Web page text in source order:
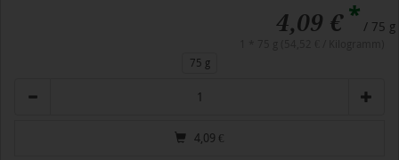
4,09 €* / 75 g
75 g
4,09 €